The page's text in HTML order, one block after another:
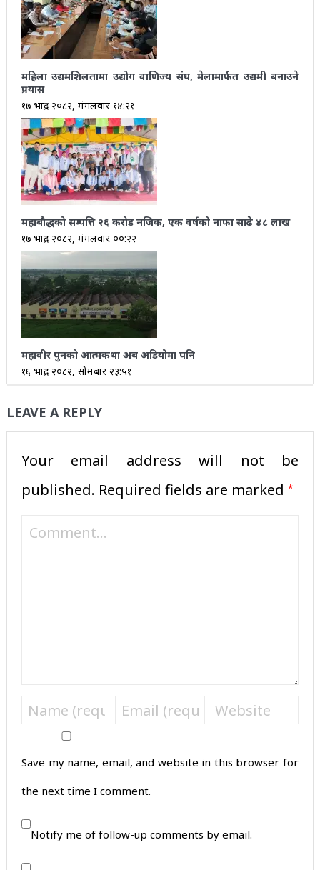
महिला उद्यमशिलतामा उद्योग वाणिज्य संघ, मेलामार्फत उद्यमी बनाउने
प्रयास
१७ भाद्र २०८२, मंगलवार १४:२१
महाबौद्धको सम्पत्ति २६ करोड नजिक, एक वर्षको नाफा साढे ४८ लाख
१७ भाद्र २०८२, मंगलवार ००:२२
महावीर पुनको आत्मकथा अब अडियोमा पनि
१६ भाद्र २०८२, सोमबार २३:५१
LEAVE A REPLY
Your email address will not be
published. Required fields are marked *
Save my name, email, and website in this browser for
the next time I comment.
Notify me of follow-up comments by email.